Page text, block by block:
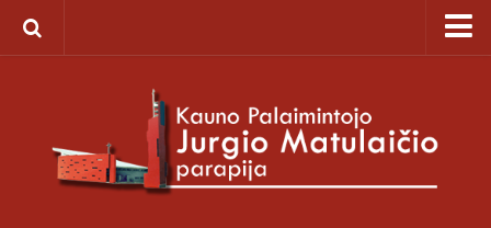
Įkūrimas
Paveikslas „Švč. Mergelės Marijos Ėmimo į dangų”